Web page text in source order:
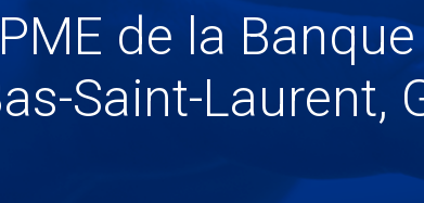
de la
Saint-Laurent,